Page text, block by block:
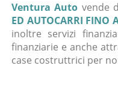
Ventura Auto vende
ED AUTOCARRI FINO
inoltre servizi
finanziarie e anche
case costruttrici per